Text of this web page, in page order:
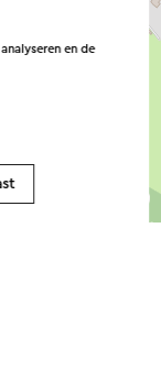
en de